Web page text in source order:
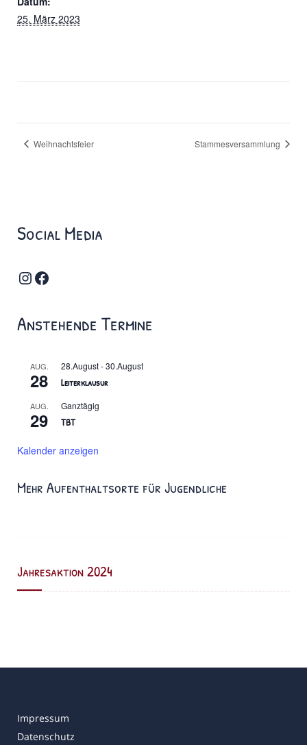
25. März 2023
Weihnachtsfeier Stammesversammlung
Social Media
Instagram
Facebook
Anstehende Termine
AUG.
28
28.August-30.August
Leiterklausur
AUG.
29
Ganztägig
TBT
Kalender anzeigen
Mehr Aufenthaltsorte für Jugendliche
Jahresaktion 2024
Impressum
Datenschutz